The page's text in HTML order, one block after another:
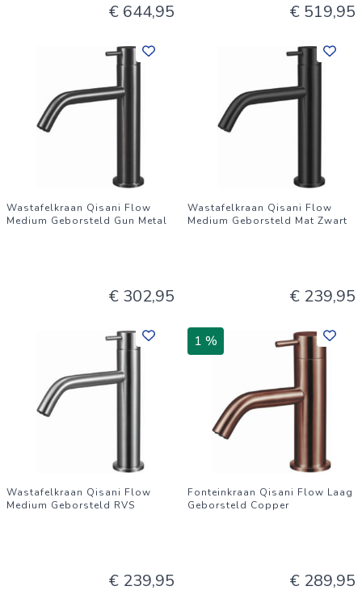
€ 644,95 € 519,95
Wastafelkraan Qisani Flow
Medium Geborsteld Gun Metal
€ 302,95
Wastafelkraan Qisani Flow
Medium Geborsteld Mat Zwart
€ 239,95
Wastafelkraan Qisani Flow
Medium Geborsteld RVS
€ 239,95
1 %
Fonteinkraan Qisani Flow Laag
Geborsteld Copper
€ 289,95